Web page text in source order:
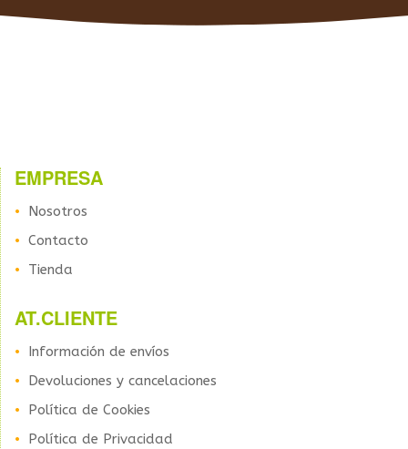
EMPRESA
Nosotros
Contacto
Tienda
AT.CLIENTE
Información de envíos
Devoluciones y cancelaciones
Política de Cookies
Política de Privacidad